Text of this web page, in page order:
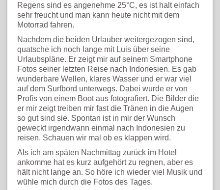
Regens sind es angenehme 25°C, es ist halt einfach
sehr freucht und man kann heute nicht mit dem
Motorrad fahren.
Nachdem die beiden Urlauber weitergezogen sind,
quatsche ich noch lange mit Luis über seine
Urlaubspläne. Er zeigt mir auf seinem Smartphone
Fotos seiner letzten Reise nach Indonesien. Es gab
wunderbare Wellen, klares Wasser und er war viel
auf dem Surfbord unterwegs. Dabei wurde er von
Profis von einem Boot aus fotografiert. Die Bilder die
er mir zeigt treiben mir fast die Tränen in die Augen
so gut sind sie. Spontan ist in mir der Wunsch
geweckt irgendwann einmal nach Indonesien zu
reisen. Schauen wir mal ob es klappen wird.
Als ich am späten Nachmittag zurück im Hotel
ankomme hat es kurz aufgehört zu regnen, aber es
hält nicht lange an. So höre ich wieder viel Musik und
wühle mich durch die Fotos des Tages.